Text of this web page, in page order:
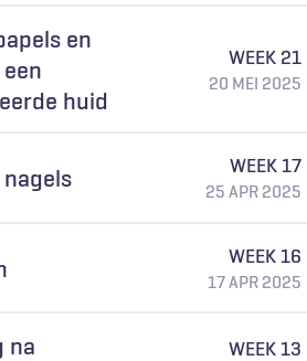
en
huid
WEEK 21
20 MEI 2025
WEEK 17
25 APR 2025
WEEK 16
17 APR 2025
na
WEEK 13